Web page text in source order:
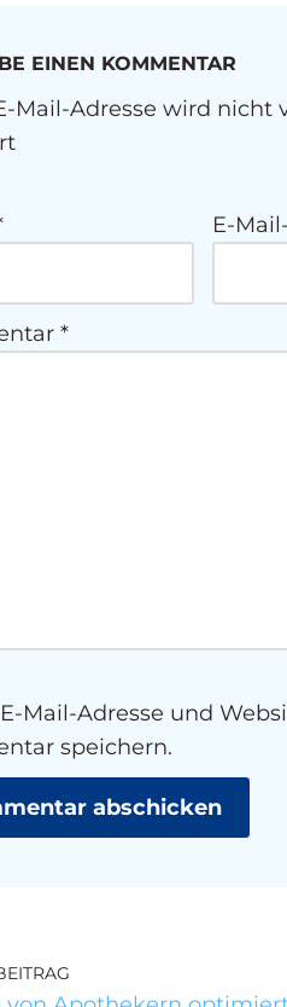
EINEN KOMMENTAR
Mail-Adresse wird nicht
E-
*
Mail-Adresse und
speichern.